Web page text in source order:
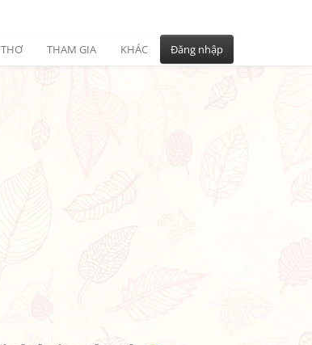
THƠ THAM GIA KHÁC Đăng nhập